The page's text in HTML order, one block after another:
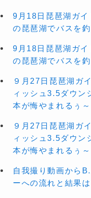
9月18日琵琶湖ガイ
の琵琶湖でバスを釣
9月18日琵琶湖ガイ
の琵琶湖でバスを釣
９月27日琵琶湖ガ
ィッシュ3.5ダウン
本が悔やまれるぅ～
９月27日琵琶湖ガ
ィッシュ3.5ダウン
本が悔やまれるぅ～
自我撮り動画から
ーへの流れと結果は